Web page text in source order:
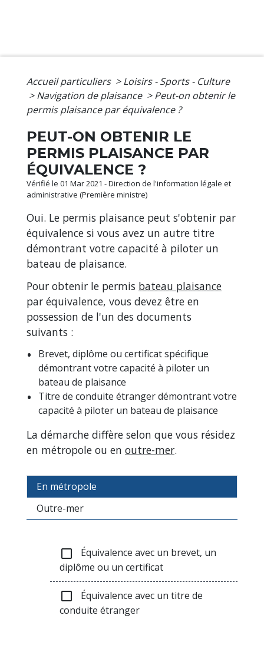
Accueil particuliers > Loisirs - Sports - Culture
> Navigation de plaisance > Peut-on obtenir le
permis plaisance par équivalence ?
PEUT-ON OBTENIR LE
PERMIS PLAISANCE PAR
ÉQUIVALENCE ?
Vérifié le 01 Mar 2021 - Direction de l'information légale et
administrative (Première ministre)
Oui. Le permis plaisance peut s'obtenir par
équivalence si vous avez un autre titre
démontrant votre capacité à piloter un
bateau de plaisance.
Pour obtenir le permis bateau plaisance
par équivalence, vous devez être en
possession de l'un des documents
suivants :
Brevet, diplôme ou certificat spécifique
démontrant votre capacité à piloter un
bateau de plaisance
Titre de conduite étranger démontrant votre
capacité à piloter un bateau de plaisance
La démarche diffère selon que vous résidez
en métropole ou en outre-mer.
En métropole
Outre-mer
check_box_outline_blank
Équivalence avec un brevet, un
diplôme ou un certificat
check_box_outline_blank
Équivalence avec un titre de
conduite étranger